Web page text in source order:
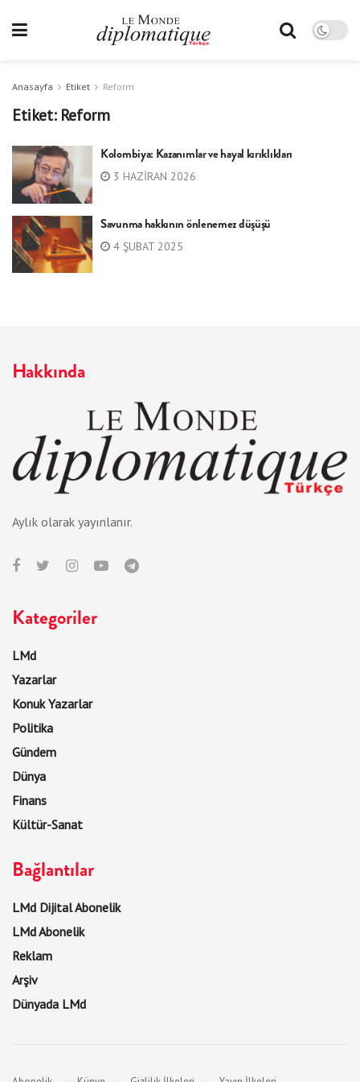
Anasayfa Etiket Reform
Etiket: Reform
Kolombiya: Kazanımlar ve hayal kırıklıkları
3 HAZIRAN 2026
Savunma hakkının önlenemez düşüşü
4 ŞUBAT 2025
Hakkında
Aylık olarak yayınlanır.
Kategoriler
LMd
Yazarlar
Konuk Yazarlar
Politika
Gündem
Dünya
Finans
Kültür-Sanat
Bağlantılar
LMd Dijital Abonelik
LMd Abonelik
Reklam
Arşiv
Dünyada LMd